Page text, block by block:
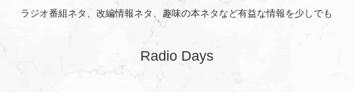
ラジオ番組ネタ、改編情報ネタ、趣味の本ネタなど有益な情報を少しでも
Radio Days